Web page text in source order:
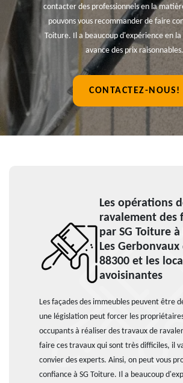
contacter des professionnels en la
pouvons vous recommander de faire
Toiture. Il a beaucoup d'expérience en
avance des prix raisonnables.
CONTACTEZ-NOUS!
Les opérations
ravalement des
par SG Toiture
Les Gerbonvaux
88300 et les
avoisinantes
Les façades des immeubles peuvent être
une législation peut forcer les
occupants à réaliser des travaux de
faire ces travaux qui sont très difficiles, il
convier des experts. Ainsi, on peut vous
confiance à SG Toiture. Il a beaucoup